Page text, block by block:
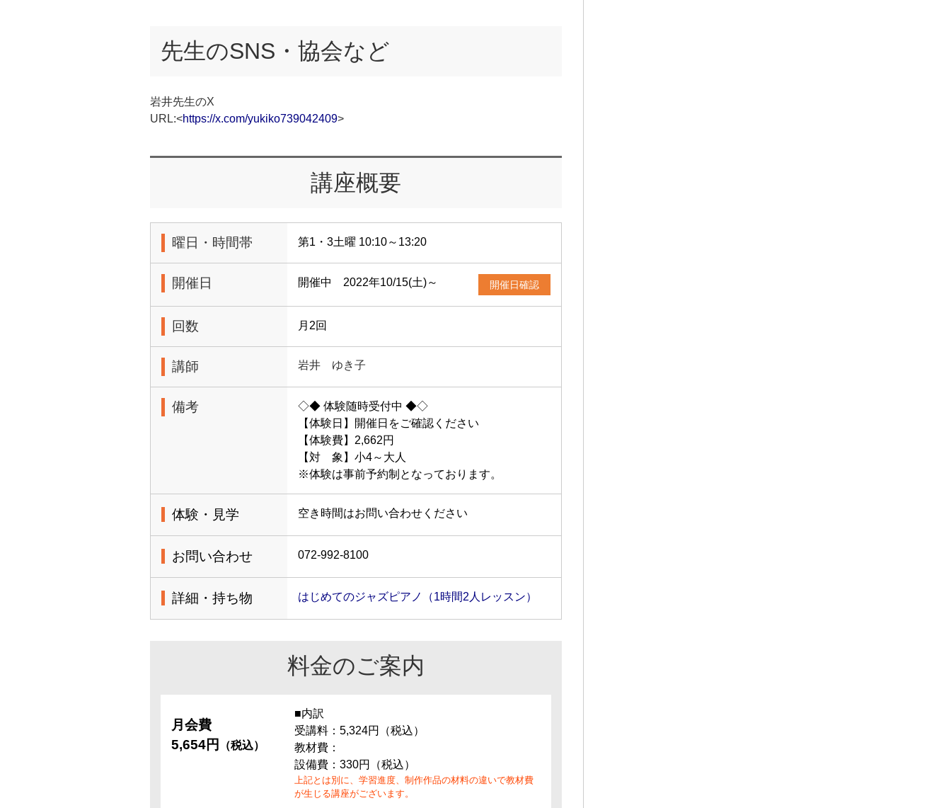
先生のSNS・協会など
岩井先生のX
URL:<https://x.com/yukiko739042409>
講座概要
曜日・時間帯 第1・3土曜 10:10～13:20
開催日 開催中 2022年10/15(土)～ 開催日確認
回数 月2回
講師 岩井 ゆき子
備考
◇◆ 体験随時受付中 ◆◇
【体験日】開催日をご確認ください
【体験費】2,662円
【対 象】小4～大人
※体験は事前予約制となっております。
体験・見学 空き時間はお問い合わせください
お問い合わせ 072-992-8100
詳細・持ち物 はじめてのジャズピアノ（1時間2人レッスン）
料金のご案内
月会費
5,654円
（税込）
■内訳
受講料：5,324円（税込）
教材費：
設備費：330円（税込）
上記とは別に、学習進度、制作作品の材料の違いで教材費
が生じる講座がございます。